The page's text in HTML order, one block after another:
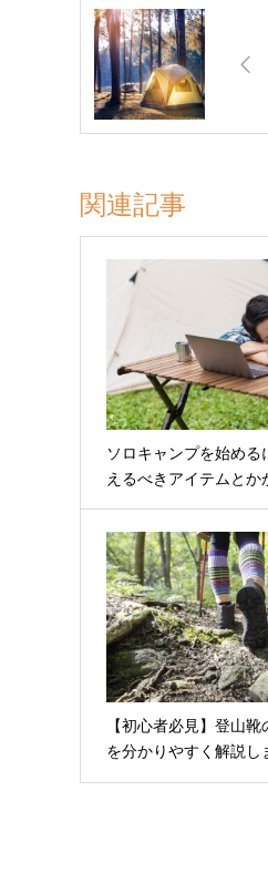
関連記事
ソロキャンプを始める
えるべきアイテムとか
【初心者必見】登山
を分かりやすく解説